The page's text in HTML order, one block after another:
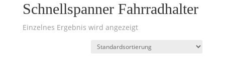
Schnellspanner Fahrradhalter
Einzelnes Ergebnis wird angezeigt